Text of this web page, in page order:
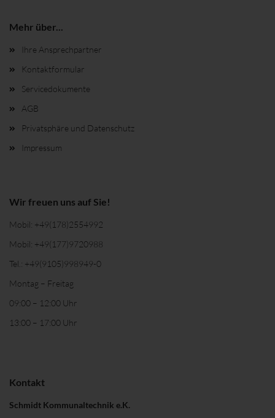
Mehr über...
Ihre Ansprechpartner
Kontaktformular
Servicedokumente
AGB
Privatsphäre und Datenschutz
Impressum
Wir freuen uns auf Sie!
Mobil: +49(178)2554992
Mobil: +49(177)9720988
Tel.: +49(9105)998949-0
Montag – Freitag
09:00 – 12:00 Uhr
13:00 – 17:00 Uhr
Kontakt
Schmidt Kommunaltechnik e.K.